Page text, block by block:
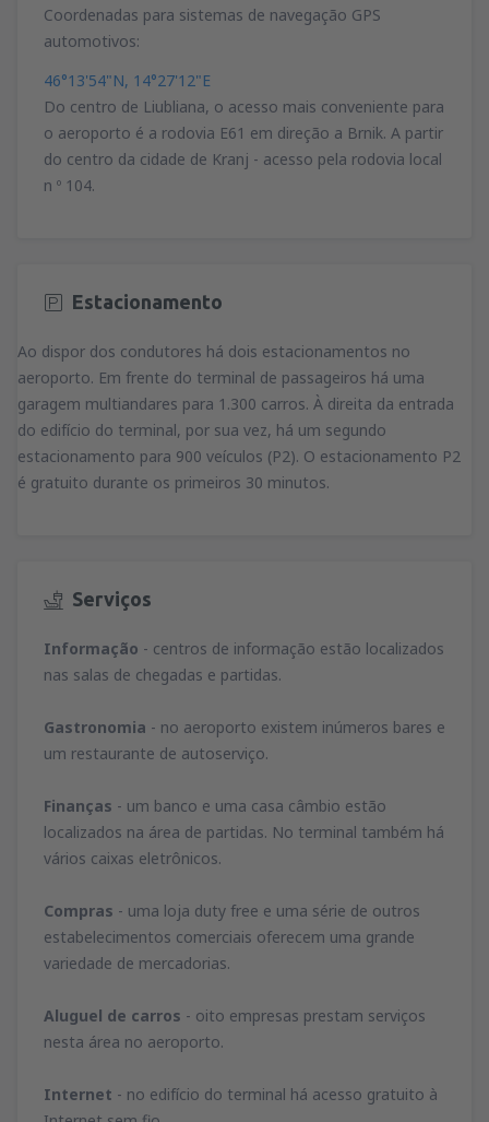
Coordenadas para sistemas de navegação GPS
automotivos:
46°13'54"N, 14°27'12"E
Do centro de Liubliana, o acesso mais conveniente para
o aeroporto é a rodovia E61 em direção a Brnik. A partir
do centro da cidade de Kranj - acesso pela rodovia local
n º 104.
Estacionamento
Ao dispor dos condutores há dois estacionamentos no
aeroporto. Em frente do terminal de passageiros há uma
garagem multiandares para 1.300 carros. À direita da entrada
do edifício do terminal, por sua vez, há um segundo
estacionamento para 900 veículos (P2). O estacionamento P2
é gratuito durante os primeiros 30 minutos.
Serviços
Informação - centros de informação estão localizados
nas salas de chegadas e partidas.
Gastronomia - no aeroporto existem inúmeros bares e
um restaurante de autoserviço.
Finanças - um banco e uma casa câmbio estão
localizados na área de partidas. No terminal também há
vários caixas eletrônicos.
Compras - uma loja duty free e uma série de outros
estabelecimentos comerciais oferecem uma grande
variedade de mercadorias.
Aluguel de carros - oito empresas prestam serviços
nesta área no aeroporto.
Internet - no edifício do terminal há acesso gratuito à